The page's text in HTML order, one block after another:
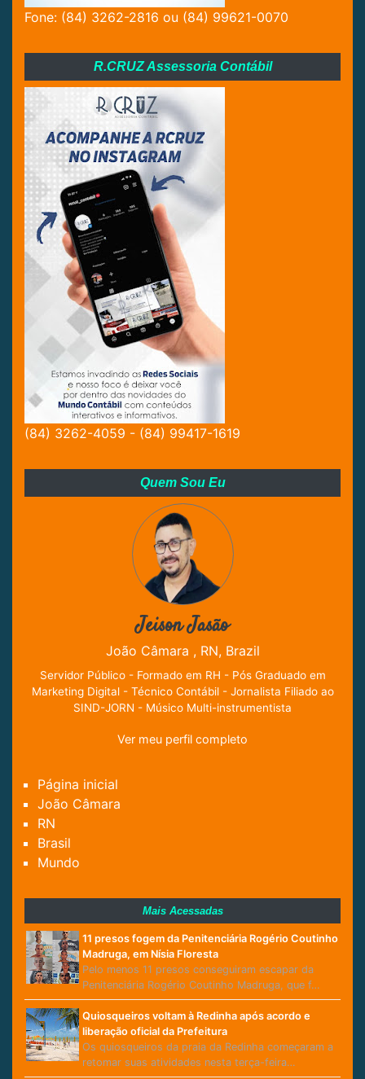
Fone: (84) 3262-2816 ou (84) 99621-0070
R.CRUZ Assessoria Contábil
(84) 3262-4059 - (84) 99417-1619
Quem Sou Eu
Jeison Jasão
João Câmara , RN, Brazil
Servidor Público - Formado em RH - Pós Graduado em
Marketing Digital - Técnico Contábil - Jornalista Filiado ao
SIND-JORN - Músico Multi-instrumentista
Ver meu perfil completo
Página inicial
João Câmara
RN
Brasil
Mundo
Mais Acessadas
11 presos fogem da Penitenciária Rogério Coutinho
Madruga, em Nísia Floresta
Pelo menos 11 presos conseguiram escapar da
Penitenciária Rogério Coutinho Madruga, que f…
Quiosqueiros voltam à Redinha após acordo e
liberação oficial da Prefeitura
Os quiosqueiros da praia da Redinha começaram a
retomar suas atividades nesta terça-feira…